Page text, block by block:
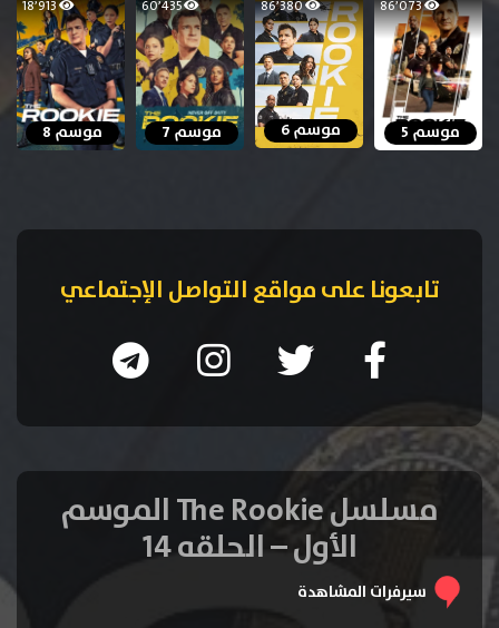
86٬073
موسم 5
86٬380
موسم 6
60٬435
موسم 7
18٬913
موسم 8
تابعونا على مواقع التواصل الإجتماعي
مسلسل The Rookie الموسم
الأول – الحلقه 14
سيرفرات المشاهدة